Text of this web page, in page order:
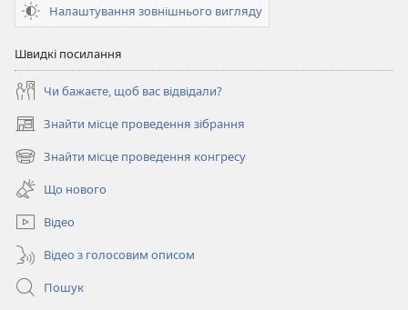
Налаштування зовнішнього вигляду
Швидкі посилання
Чи бажаєте, щоб вас відвідали?
Знайти місце проведення зібрання
(відкривається
у
новому
вікні)
Знайти місце проведення конгресу
(відкривається
новому
вікні)
Що нового
Відео
Відео з голосовим описом
Пошук